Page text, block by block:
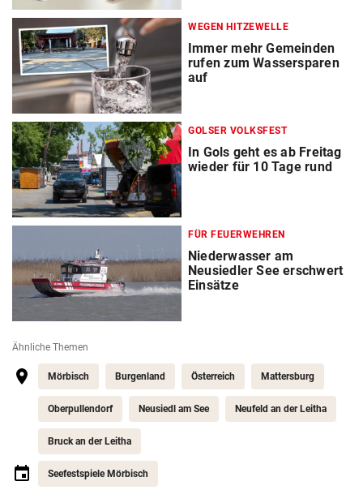
WEGEN HITZEWELLE
Immer mehr Gemeinden
rufen zum Wassersparen
auf
GOLSER VOLKSFEST
In Gols geht es ab Freitag
wieder für 10 Tage rund
FÜR FEUERWEHREN
Niederwasser am
Neusiedler See erschwert
Einsätze
Ähnliche Themen
Mörbisch Burgenland Österreich Mattersburg
Oberpullendorf Neusiedl am See Neufeld an der Leitha
Bruck an der Leitha
Seefestspiele Mörbisch